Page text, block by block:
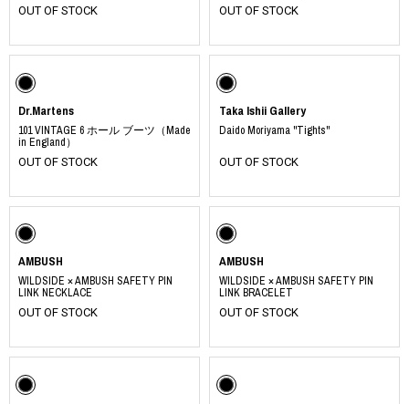
OUT OF STOCK OUT OF STOCK
Dr.Martens
101 VINTAGE 6 ホール ブーツ（Made
in England）
OUT OF STOCK
Taka Ishii Gallery
Daido Moriyama "Tights"
OUT OF STOCK
AMBUSH
WILDSIDE × AMBUSH SAFETY PIN
LINK NECKLACE
OUT OF STOCK
AMBUSH
WILDSIDE × AMBUSH SAFETY PIN
LINK BRACELET
OUT OF STOCK